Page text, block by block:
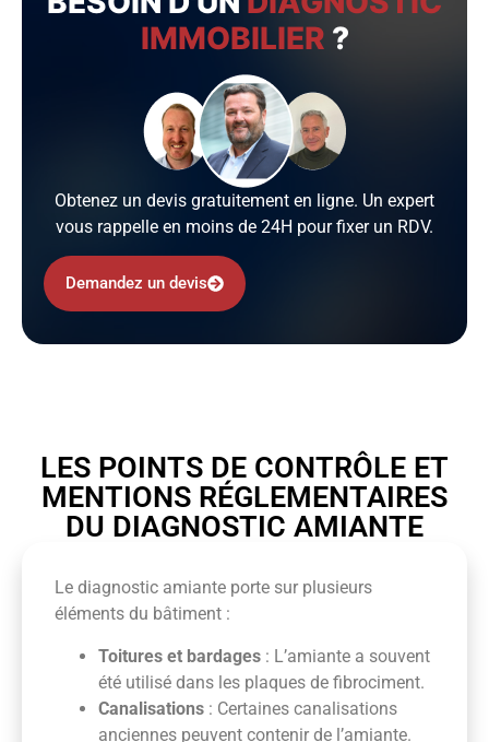
IMMOBILIER ?
Obtenez un devis gratuitement en ligne. Un expert
vous rappelle en moins de 24H pour fixer un RDV.
Demandez un devis
LES POINTS DE CONTRÔLE ET
MENTIONS RÉGLEMENTAIRES
DU DIAGNOSTIC AMIANTE
Le diagnostic amiante porte sur plusieurs
éléments du bâtiment :
Toitures et bardages : L’amiante a souvent
été utilisé dans les plaques de fibrociment.
Canalisations : Certaines canalisations
anciennes peuvent contenir de l’amiante.